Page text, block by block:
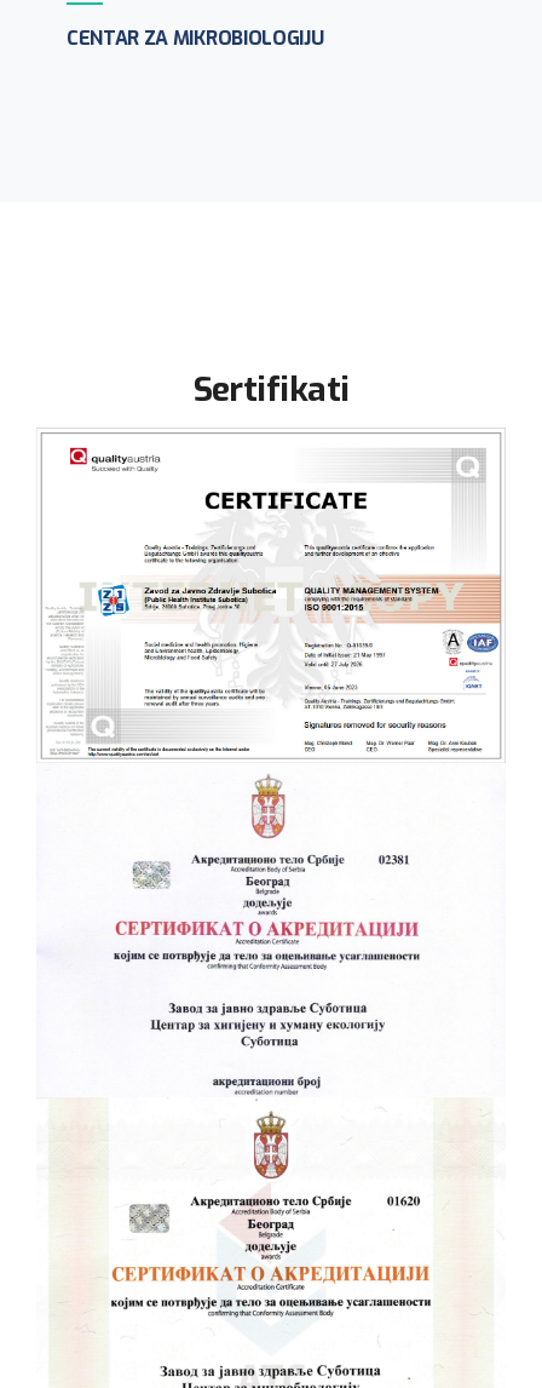
RADNO VREME ZAVODA
CENTAR ZA MIKROBIOLOGIJU
Sertifikati